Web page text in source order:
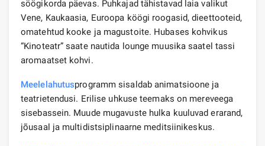
söögikorda päevas. Puhkajad tähistavad laia valikut
Vene, Kaukaasia, Euroopa köögi roogasid, dieettooteid,
omatehtud kooke ja magustoite. Hubases kohvikus
“Kinoteatr” saate nautida lounge muusika saatel tassi
aromaatset kohvi.
Meelelahutusprogramm sisaldab animatsioone ja
teatrietendusi. Erilise uhkuse teemaks on mereveega
sisebassein. Muude mugavuste hulka kuuluvad erarand,
jõusaal ja multidistsiplinaarne meditsiinikeskus.